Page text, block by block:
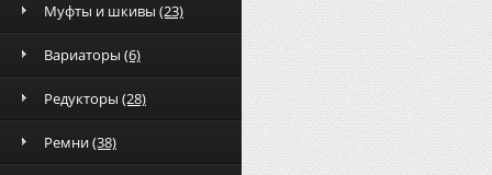
Муфты и шкивы (23)
Вариаторы (6)
Редукторы (28)
Ремни(38)